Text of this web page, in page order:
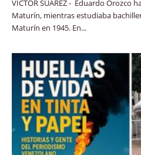
VÍCTOR SUÁREZ - Eduardo Orozco
Maturín, mientras estudiaba
Maturín en 1945. En...